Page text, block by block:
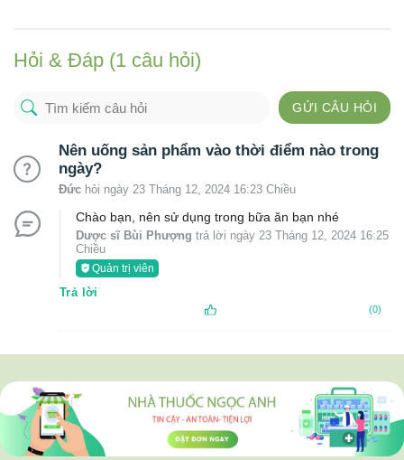
Hỏi & Đáp (1 câu hỏi)
GỬI CÂU HỎI
Nên uống sản phẩm vào thời điểm nào trong
ngày?
Đức hỏi ngày 23 Tháng 12, 2024 16:23 Chiều
Chào bạn, nên sử dụng trong bữa ăn bạn nhé
Dược sĩ Bùi Phượng trả lời ngày 23 Tháng 12, 2024 16:25
Chiều
Quản trị viên
Trả lời
(0)